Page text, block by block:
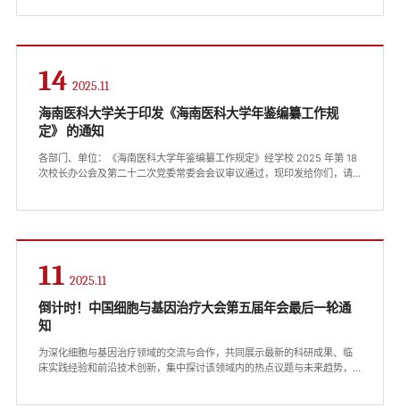
14 2025.11
海南医科大学关于印发《海南医科大学年鉴编纂工作规
定》 的通知
各部门、单位：《海南医科大学年鉴编纂工作规定》经学校 2025 年第 18
次校长办公会及第二十二次党委常委会会议审议通过，现印发给你们，请
11 2025.11
倒计时！中国细胞与基因治疗大会第五届年会最后一轮通
知
为深化细胞与基因治疗领域的交流与合作，共同展示最新的科研成果、临
床实践经验和前沿技术创新，集中探讨该领域内的热点议题与未来趋势，